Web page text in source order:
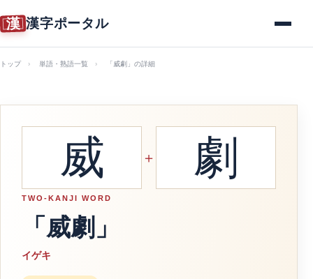
漢 漢字ポータル
トップ 単語・熟語一覧 「威劇」の詳細
威 ＋ 劇
TWO-KANJI WORD
「威劇」
イゲキ